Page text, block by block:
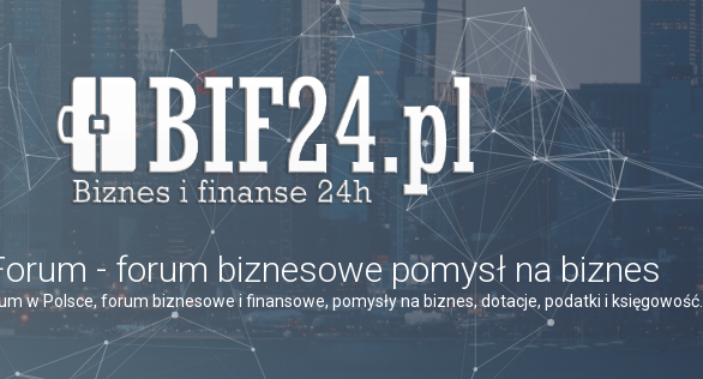
- forum biznesowe pomysł na biznes
w Polsce, forum biznesowe i finansowe, pomysły na biznes, dotacje, podatki i księgowość.